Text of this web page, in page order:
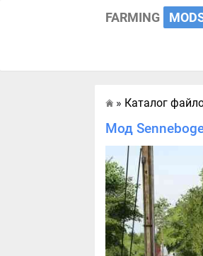
FARMING
» Каталог
Мод